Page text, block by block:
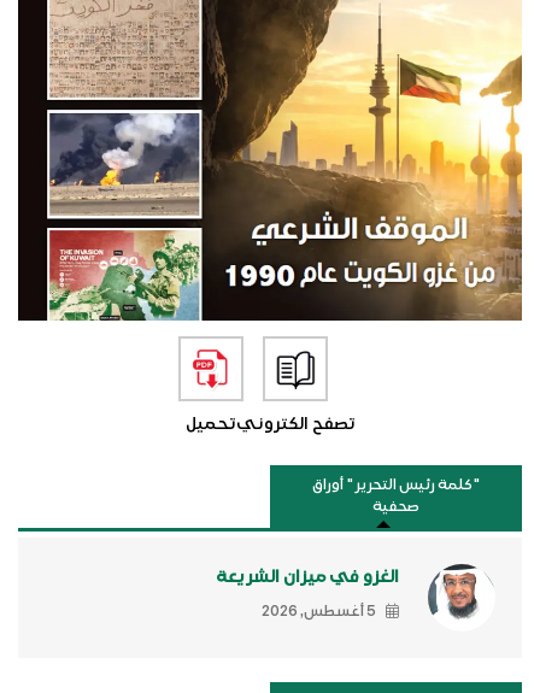
تصفح الكترونيتحميل
"كلمة رئيس التحرير " أوراق
صحفية
الغزو في ميزان الشريعة
5 أغسطس, 2026